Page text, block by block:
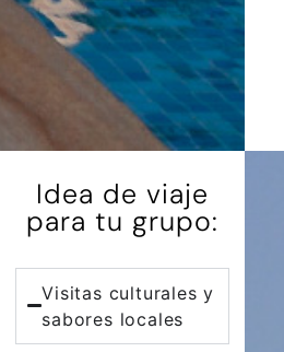
Idea de viaje
para tu grupo:
Visitas culturales y
sabores locales